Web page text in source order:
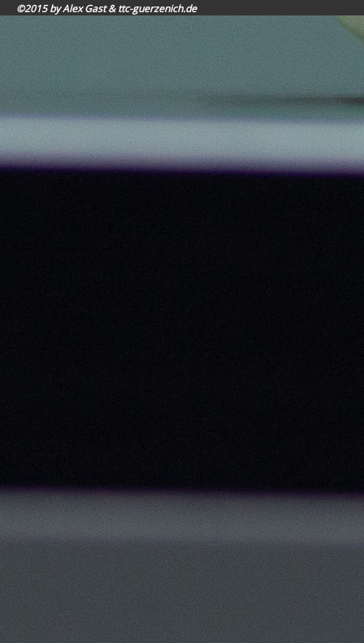
©2015 by Alex Gast & ttc-guerzenich.de